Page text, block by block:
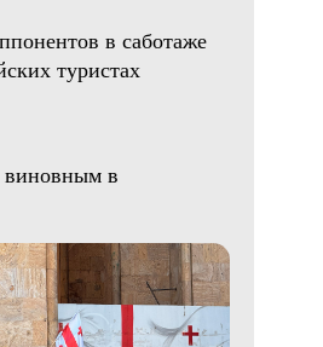
в саботаже
туристах
в